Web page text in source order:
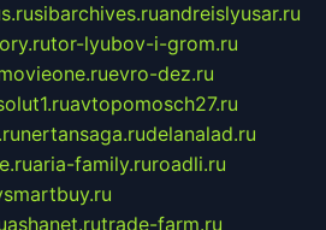
sibarchives.ruandreislyusar.ru
tor-lyubov-i-grom.ru
evro-dez.ru
avtopomosch27.ru
nertansaga.rudelanalad.ru
aria-family.ruroadli.ru
ashanet.rutrade-farm.ru